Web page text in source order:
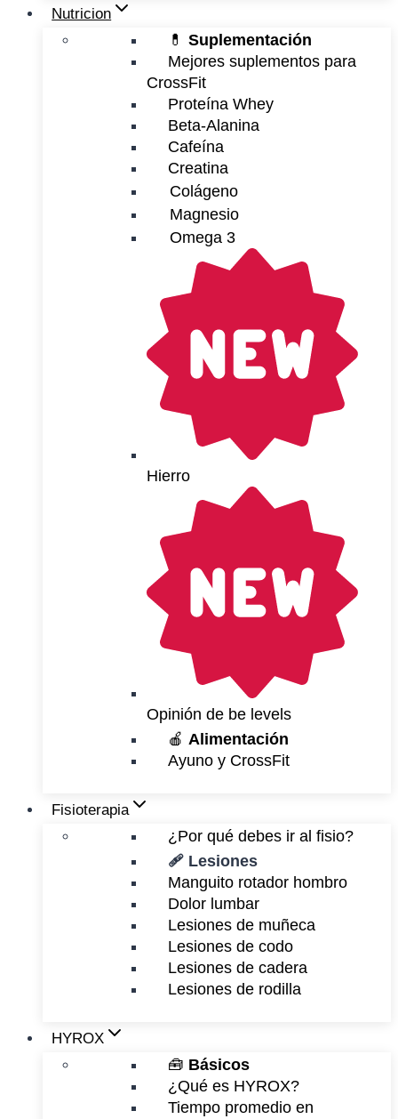
Nutricion
💊 Suplementación
Mejores suplementos para
CrossFit
Proteína Whey
Beta-Alanina
Cafeína
Creatina
Colágeno
Magnesio
Omega 3
Hierro
Opinión de be levels
🍎 Alimentación
Ayuno y CrossFit
Fisioterapia
¿Por qué debes ir al fisio?
🩹 Lesiones
Manguito rotador hombro
Dolor lumbar
Lesiones de muñeca
Lesiones de codo
Lesiones de cadera
Lesiones de rodilla
HYROX
🧰 Básicos
¿Qué es HYROX?
Tiempo promedio en